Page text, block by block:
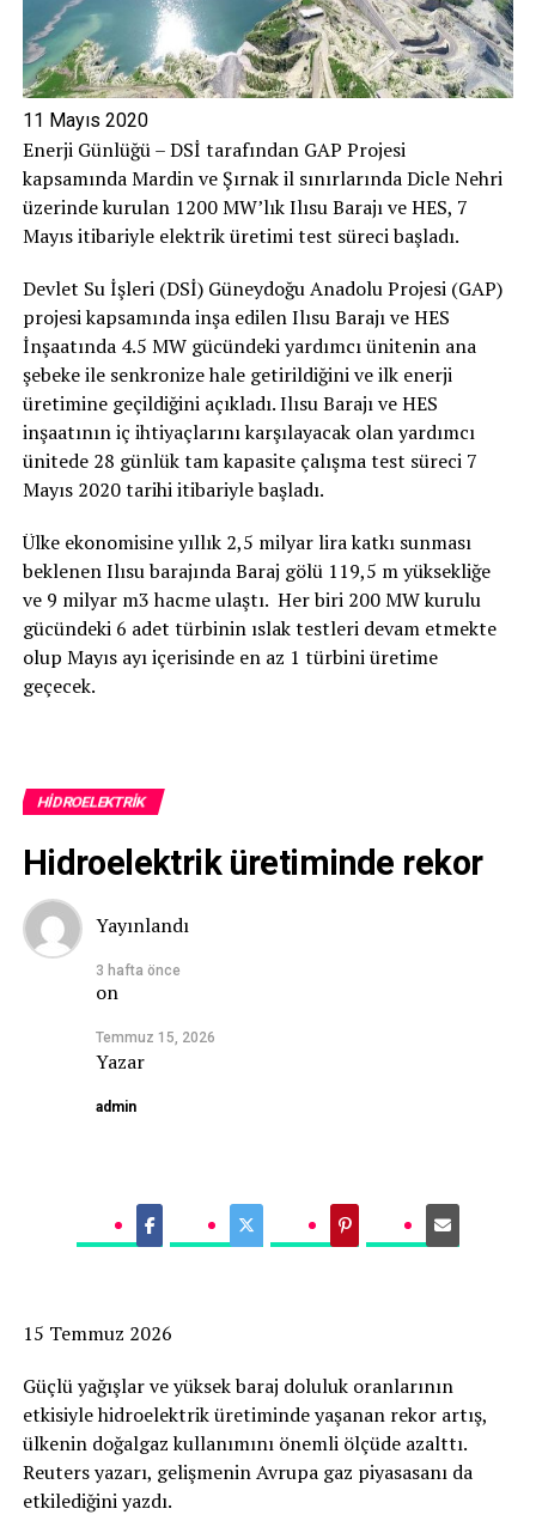
11 Mayıs 2020
Enerji Günlüğü – DSİ tarafından GAP Projesi
kapsamında Mardin ve Şırnak il sınırlarında Dicle Nehri
üzerinde kurulan 1200 MW’lık Ilısu Barajı ve HES, 7
Mayıs itibariyle elektrik üretimi test süreci başladı.
Devlet Su İşleri (DSİ) Güneydoğu Anadolu Projesi (GAP)
projesi kapsamında inşa edilen Ilısu Barajı ve HES
İnşaatında 4.5 MW gücündeki yardımcı ünitenin ana
şebeke ile senkronize hale getirildiğini ve ilk enerji
üretimine geçildiğini açıkladı. Ilısu Barajı ve HES
inşaatının iç ihtiyaçlarını karşılayacak olan yardımcı
ünitede 28 günlük tam kapasite çalışma test süreci 7
Mayıs 2020 tarihi itibariyle başladı.
Ülke ekonomisine yıllık 2,5 milyar lira katkı sunması
beklenen Ilısu barajında Baraj gölü 119,5 m yüksekliğe
ve 9 milyar m3 hacme ulaştı. Her biri 200 MW kurulu
gücündeki 6 adet türbinin ıslak testleri devam etmekte
olup Mayıs ayı içerisinde en az 1 türbini üretime
geçecek.
HIDROELEKTRIK
Hidroelektrik üretiminde rekor
Yayınlandı
3 hafta önce
on
Temmuz 15, 2026
Yazar
admin
15 Temmuz 2026
Güçlü yağışlar ve yüksek baraj doluluk oranlarının
etkisiyle hidroelektrik üretiminde yaşanan rekor artış,
ülkenin doğalgaz kullanımını önemli ölçüde azalttı.
Reuters yazarı, gelişmenin Avrupa gaz piyasasanı da
etkilediğini yazdı.